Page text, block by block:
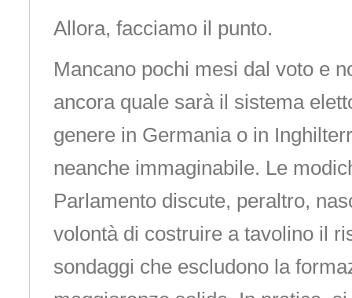
Allora, facciamo il punto.
Mancano pochi mesi dal voto e
ancora quale sarà il sistema
genere in Germania o in
neanche immaginabile. Le
Parlamento discute, peraltro,
volontà di costruire a tavolino il
sondaggi che escludono la